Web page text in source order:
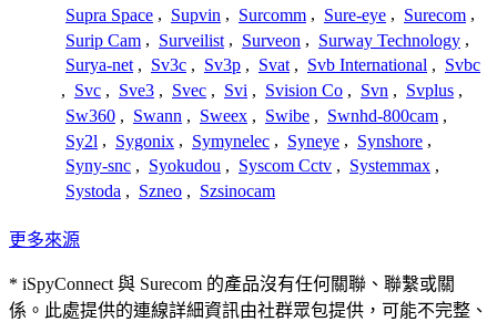
Supra Space , Supvin , Surcomm , Sure-eye , Surecom ,
Surip Cam , Surveilist , Surveon , Surway Technology ,
Surya-net , Sv3c , Sv3p , Svat , Svb International , Svbc
, Svc , Sve3 , Svec , Svi , Svision Co , Svn , Svplus ,
Sw360 , Swann , Sweex , Swibe , Swnhd-800cam ,
Sy2l , Sygonix , Symynelec , Syneye , Synshore ,
Syny-snc , Syokudou , Syscom Cctv , Systemmax ,
Systoda , Szneo , Szsinocam
更多來源
* iSpyConnect 與 Surecom 的產品沒有任何關聯、聯繫或關
係。此處提供的連線詳細資訊由社群眾包提供，可能不完整、